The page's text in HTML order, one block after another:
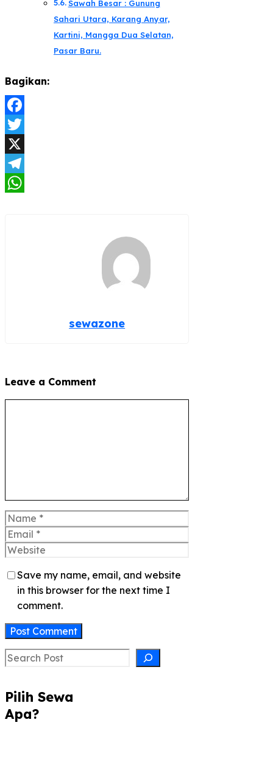
Sawah Besar : Gunung
Sahari Utara, Karang Anyar,
Kartini, Mangga Dua Selatan,
Pasar Baru.
Bagikan:
Facebook
Twitter
X
Telegram
sewazone
Leave a Comment
Name
Email
Website
Save my name, email, and website
in this browser for the next time I
comment.
Search
Pilih Sewa
Apa?